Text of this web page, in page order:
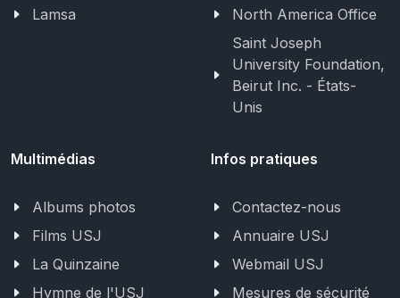
Lamsa
North America Office
Saint Joseph
University Foundation,
Beirut Inc. - États-
Unis
Multimédias
Albums photos
Films USJ
La Quinzaine
Hymne de l'USJ
Infos pratiques
Contactez-nous
Annuaire USJ
Webmail USJ
Mesures de sécurité